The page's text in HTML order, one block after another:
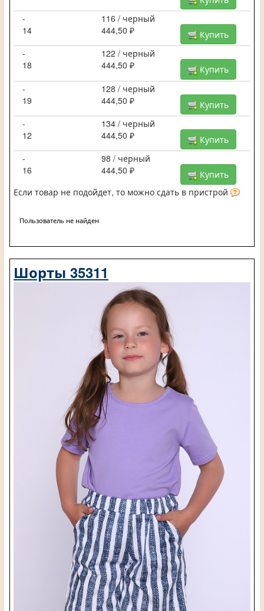
-
116 / черный
14
444,50 ₽
Купить
-
122 / черный
18
444,50 ₽
Купить
-
128 / черный
19
444,50 ₽
Купить
-
134 / черный
12
444,50 ₽
Купить
-
98 / черный
16
444,50 ₽
Купить
Если товар не подойдет, то можно сдать в пристрой
Пользователь не найден
Шорты 35311